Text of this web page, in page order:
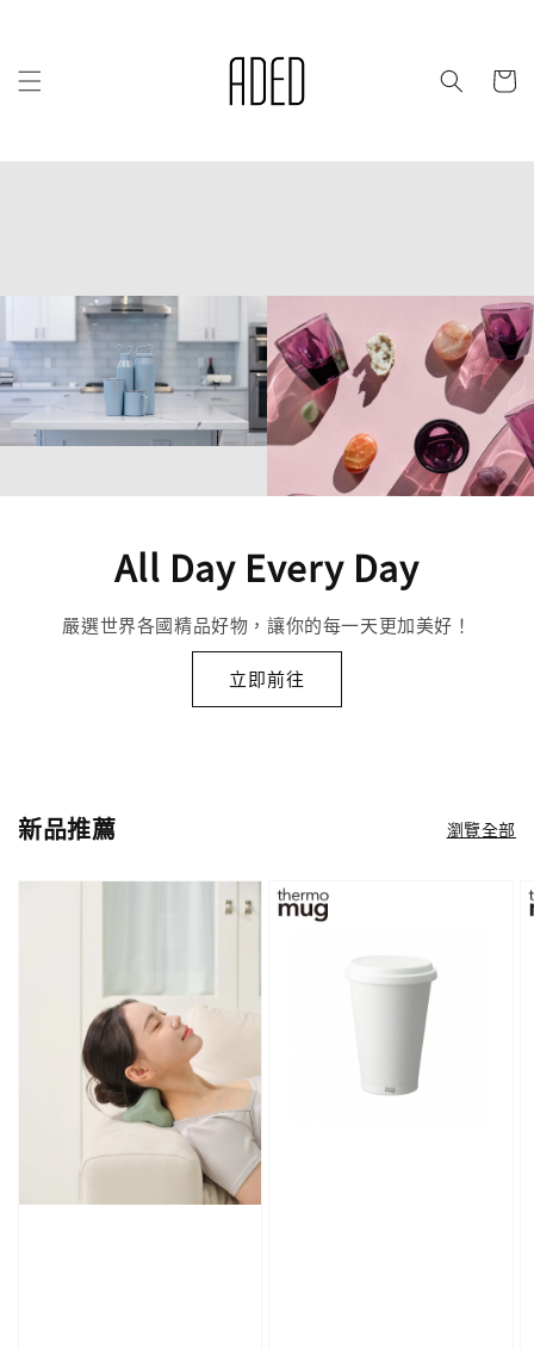
All Day Every Day
嚴選世界各國精品好物，讓你的每一天更加美好！
立即前往
新品推薦 瀏覽全部